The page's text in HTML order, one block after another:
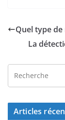
Quel type
La
Articles